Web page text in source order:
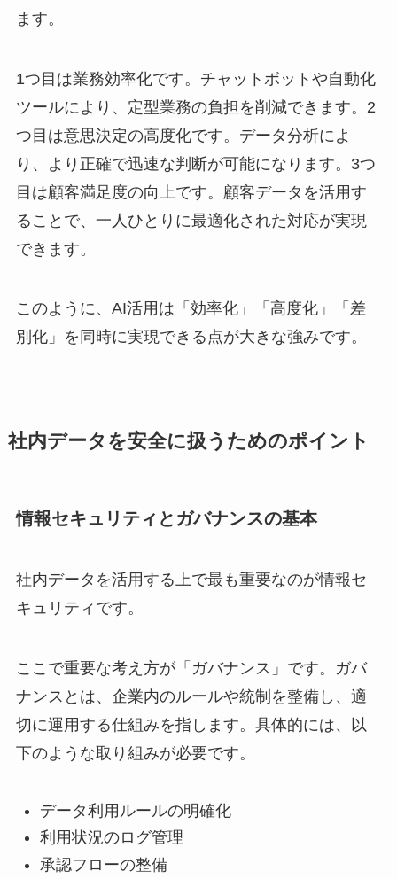
ます。
1つ目は業務効率化です。チャットボットや自動化
ツールにより、定型業務の負担を削減できます。2
つ目は意思決定の高度化です。データ分析によ
り、より正確で迅速な判断が可能になります。3つ
目は顧客満足度の向上です。顧客データを活用す
ることで、一人ひとりに最適化された対応が実現
できます。
このように、AI活用は「効率化」「高度化」「差
別化」を同時に実現できる点が大きな強みです。
社内データを安全に扱うためのポイント
情報セキュリティとガバナンスの基本
社内データを活用する上で最も重要なのが情報セ
キュリティです。
ここで重要な考え方が「ガバナンス」です。ガバ
ナンスとは、企業内のルールや統制を整備し、適
切に運用する仕組みを指します。具体的には、以
下のような取り組みが必要です。
データ利用ルールの明確化
利用状況のログ管理
承認フローの整備